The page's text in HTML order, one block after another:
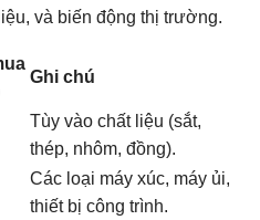
và biến động thị trường.
Ghi chú
Tùy vào chất liệu (sắt,
thép, nhôm, đồng).
Các loại máy xúc, máy ủi,
thiết bị công trình.